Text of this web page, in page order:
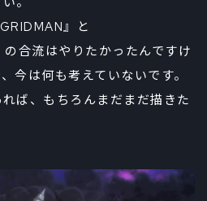
』と
の合流はやりたかったんですけ
今は何も考えていないです。
ば、もちろんまだまだ描きた